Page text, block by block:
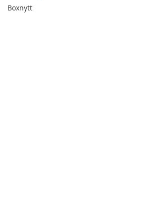
Boxnytt